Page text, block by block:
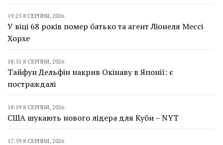
19:25 8 СЕРПНЯ, 2026
У віці 68 років помер батько та агент Ліонеля Мессі
Хорхе
18:51 8 СЕРПНЯ, 2026
Тайфун Дельфін накрив Окінаву в Японії: є
постраждалі
18:19 8 СЕРПНЯ, 2026
США шукають нового лідера для Куби – NYT
17:59 8 СЕРПНЯ, 2026